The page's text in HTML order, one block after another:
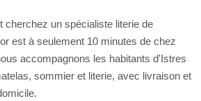
cherchez un spécialiste literie de
est à seulement 10 minutes de chez
accompagnons les habitants d'Istres
sommier et literie, avec livraison et